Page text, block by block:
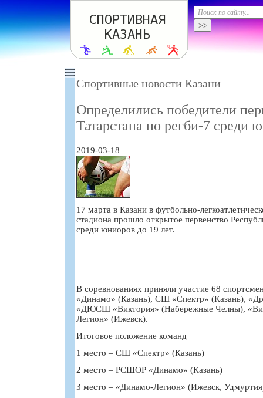
Спортивные новости Казани
Определились победители
Татарстана по регби-7 среди
2019-03-18
17 марта в Казани в футбольно-
стадиона прошло открытое первенство
среди юниоров до 19 лет.
В соревнованиях приняли участие 68
«Динамо» (Казань), СШ «Спектр» (Казань),
«ДЮСШ «Виктория» (Набережные Челны),
Легион» (Ижевск).
Итоговое положение команд
1 место – СШ «Спектр» (Казань)
2 место – РСШОР «Динамо» (Казань)
3 место – «Динамо-Легион» (Ижевск,